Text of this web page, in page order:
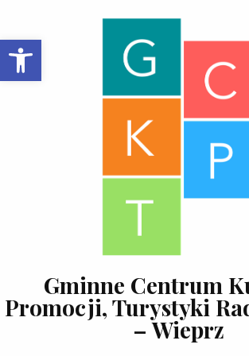
Open toolbar
Gminne Centrum
Promocji, Turystyki
– Wieprz